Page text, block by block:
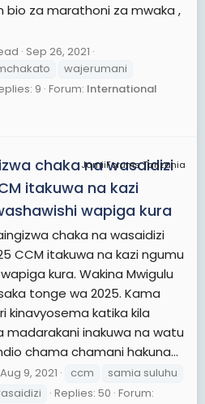
bio za marathoni za mwaka ,
Sep 26, 2021
wajerumani
9 Forum: International
JamiiForums Tanzania
chaka na wasaidizi
itakuwa na kazi
wapiga kura
chaka na wasaidizi
CCM itakuwa na kazi ngumu
kura. Wakina Mwigulu
tonge wa 2025. Kama
kinavyosema katika kila
madarakani inakuwa na watu
chama chamani hakuna...
Aug 9, 2021 ccm
samia suluhu
Replies: 50 Forum: